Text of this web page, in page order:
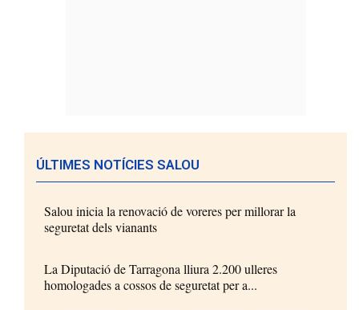
ÚLTIMES NOTÍCIES SALOU
Salou inicia la renovació de voreres per millorar la
seguretat dels vianants
La Diputació de Tarragona lliura 2.200 ulleres
homologades a cossos de seguretat per a...